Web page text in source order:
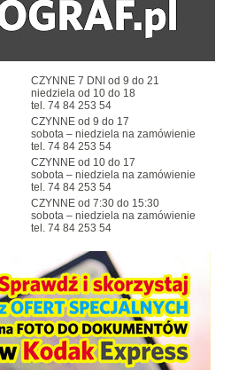
CZYNNE 7 DNI od 9 do 21
niedziela od 10 do 18
tel. 74 84 253 54
CZYNNE od 9 do 17
sobota – niedziela na zamówienie
tel. 74 84 253 54
CZYNNE od 10 do 17
sobota – niedziela na zamówienie
tel. 74 84 253 54
CZYNNE od 7:30 do 15:30
sobota – niedziela na zamówienie
tel. 74 84 253 54